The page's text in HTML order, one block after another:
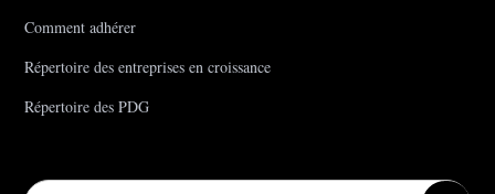
Comment adhérer
Répertoire des entreprises en croissance
Répertoire des PDG